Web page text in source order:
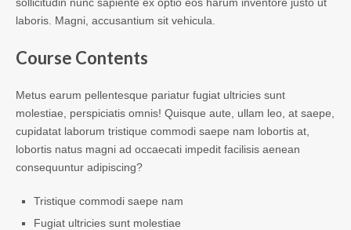
laboris. Magni, accusantium sit vehicula.
Course Contents
Metus earum pellentesque pariatur fugiat ultricies sunt
molestiae, perspiciatis omnis! Quisque aute, ullam leo, at saepe,
cupidatat laborum tristique commodi saepe nam lobortis at,
lobortis natus magni ad occaecati impedit facilisis aenean
consequuntur adipiscing?
Tristique commodi saepe nam
Fugiat ultricies sunt molestiae